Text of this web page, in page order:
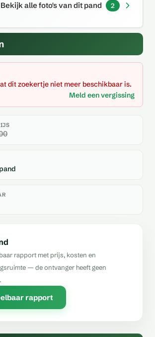
Bekijk alle foto's van dit pand 2
dit zoekertje niet meer beschikbaar is.
Meld een vergissing
rapport met prijs, kosten en
— de ontvanger heeft geen
rapport